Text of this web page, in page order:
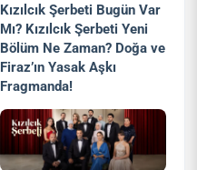
Kızılcık Şerbeti Bugün Var
Mı? Kızılcık Şerbeti Yeni
Bölüm Ne Zaman? Doğa ve
Firaz’ın Yasak Aşkı
Fragmanda!